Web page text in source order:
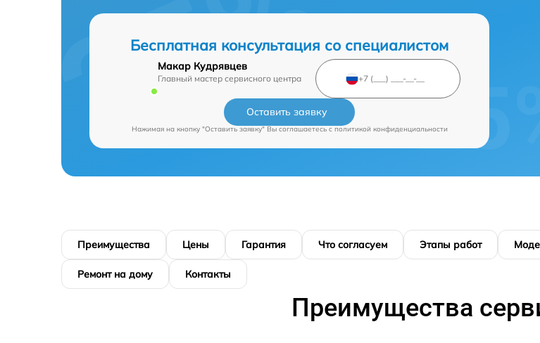
Бесплатная консультация со специалистом
Макар Кудрявцев
Главный мастер сервисного центра
Оставить заявку
Нажимая на кнопку "Оставить заявку" Вы соглашаетесь cполитикой конфиденциальности
Преимущества Цены Гарантия Что согласуем Этапы работ
Ремонт на дому Контакты
Преимущества